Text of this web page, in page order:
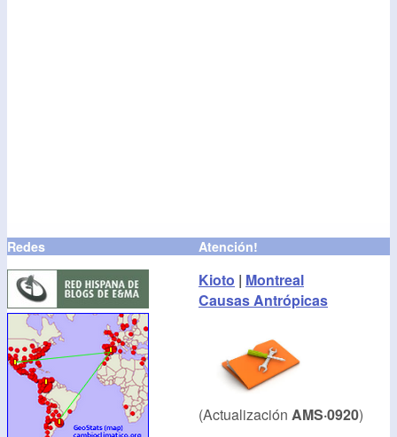
Redes Atención!
Kioto | Montreal
Causas Antrópicas
(Actualización AMS·0920)